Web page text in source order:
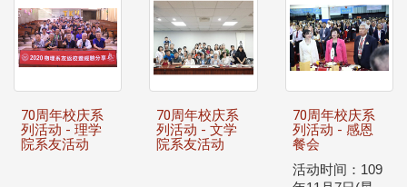
70周年校庆系
列活动 - 理学
院系友活动
70周年校庆系
列活动 - 文学
院系友活动
70周年校庆系
列活动 - 感恩
餐会
活动时间： 109